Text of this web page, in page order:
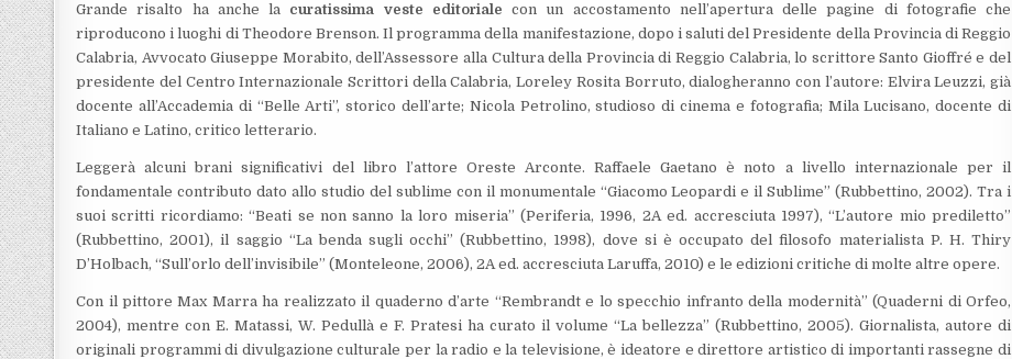
Grande risalto ha anche la curatissima veste editoriale con un accostamento nell’apertura delle pagine di fotografie che
riproducono i luoghi di Theodore Brenson. Il programma della manifestazione, dopo i saluti del Presidente della Provincia di Reggio
Calabria, Avvocato Giuseppe Morabito, dell’Assessore alla Cultura della Provincia di Reggio Calabria, lo scrittore Santo Gioffré e del
presidente del Centro Internazionale Scrittori della Calabria, Loreley Rosita Borruto, dialogheranno con l’autore: Elvira Leuzzi, già
docente all’Accademia di “Belle Arti”, storico dell’arte; Nicola Petrolino, studioso di cinema e fotografia; Mila Lucisano, docente di
Italiano e Latino, critico letterario.
Leggerà alcuni brani significativi del libro l’attore Oreste Arconte. Raffaele Gaetano è noto a livello internazionale per il
fondamentale contributo dato allo studio del sublime con il monumentale “Giacomo Leopardi e il Sublime” (Rubbettino, 2002). Tra i
suoi scritti ricordiamo: “Beati se non sanno la loro miseria” (Periferia, 1996, 2A ed. accresciuta 1997), “L’autore mio prediletto”
(Rubbettino, 2001), il saggio “La benda sugli occhi” (Rubbettino, 1998), dove si è occupato del filosofo materialista P. H. Thiry
D’Holbach, “Sull’orlo dell’invisibile” (Monteleone, 2006), 2A ed. accresciuta Laruffa, 2010) e le edizioni critiche di molte altre opere.
Con il pittore Max Marra ha realizzato il quaderno d’arte “Rembrandt e lo specchio infranto della modernità” (Quaderni di Orfeo,
2004), mentre con E. Matassi, W. Pedullà e F. Pratesi ha curato il volume “La bellezza” (Rubbettino, 2005). Giornalista, autore di
originali programmi di divulgazione culturale per la radio e la televisione, è ideatore e direttore artistico di importanti rassegne di